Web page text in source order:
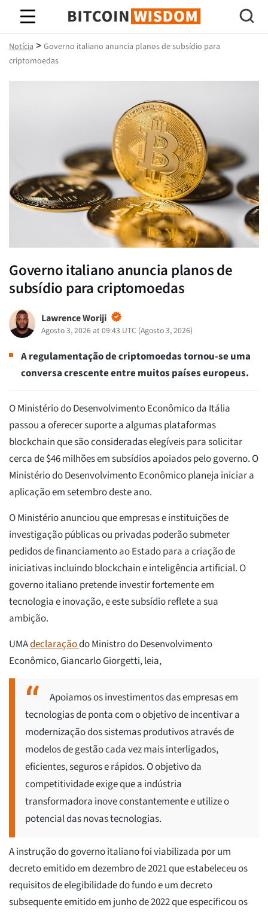
Sabedoria do Bitcoin
Notícia > Governo italiano anuncia planos de subsídio para
criptomoedas
Governo italiano anuncia planos de
subsídio para criptomoedas
Lawrence Woriji
Agosto 3, 2026 at 09:43 UTC (Agosto 3, 2026)
A regulamentação de criptomoedas tornou-se uma
conversa crescente entre muitos países europeus.
O Ministério do Desenvolvimento Econômico da Itália
passou a oferecer suporte a algumas plataformas
blockchain que são consideradas elegíveis para solicitar
cerca de $46 milhões em subsídios apoiados pelo governo. O
Ministério do Desenvolvimento Econômico planeja iniciar a
aplicação em setembro deste ano.
O Ministério anunciou que empresas e instituições de
investigação públicas ou privadas poderão submeter
pedidos de financiamento ao Estado para a criação de
iniciativas incluindo blockchain e inteligência artificial. O
governo italiano pretende investir fortemente em
tecnologia e inovação, e este subsídio reflete a sua
ambição.
UMAdeclaraçãodo Ministro do Desenvolvimento
Econômico, Giancarlo Giorgetti, leia,
Apoiamos os investimentos das empresas em
tecnologias de ponta com o objetivo de incentivar a
modernização dos sistemas produtivos através de
modelos de gestão cada vez mais interligados,
eficientes, seguros e rápidos. O objetivo da
competitividade exige que a indústria
transformadora inove constantemente e utilize o
potencial das novas tecnologias.
A instrução do governo italiano foi viabilizada por um
decreto emitido em dezembro de 2021 que estabeleceu os
requisitos de elegibilidade do fundo e um decreto
subsequente emitido em junho de 2022 que especificou os